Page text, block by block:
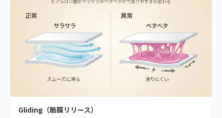
Gliding（筋膜リリース）